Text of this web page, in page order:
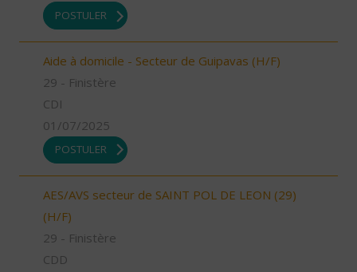
POSTULER
Aide à domicile - Secteur de Guipavas (H/F)
29 - Finistère
CDI
01/07/2025
POSTULER
AES/AVS secteur de SAINT POL DE LEON (29)
(H/F)
29 - Finistère
CDD